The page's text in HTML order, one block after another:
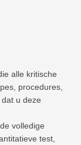
alle kritische
procedures,
u deze
volledige
test,